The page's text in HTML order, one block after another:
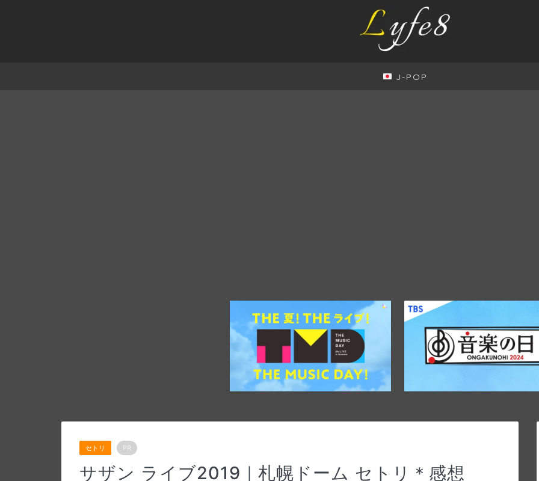
J-POP
セトリ PR
サザン ライブ2019｜札幌ドーム セトリ＊感想